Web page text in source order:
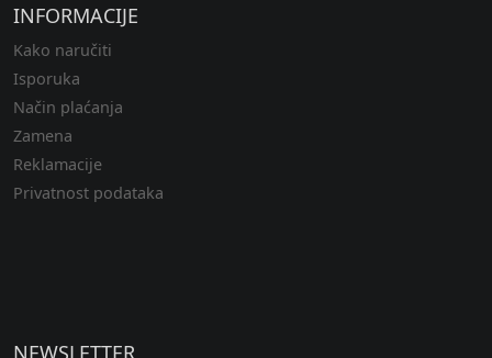
INFORMACIJE
Kako naručiti
Isporuka
Način plaćanja
Zamena
Reklamacije
Privatnost podataka
NEWSLETTER